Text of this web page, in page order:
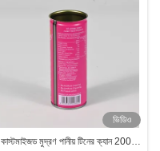
ভিডিও
কাস্টমাইজড মুদ্রণ পানীয় টিনের ক্যান 200-